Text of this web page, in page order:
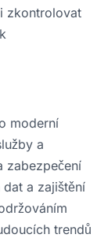
zkontrolovat
moderní
a
zabezpečení
a zajištění
trendů